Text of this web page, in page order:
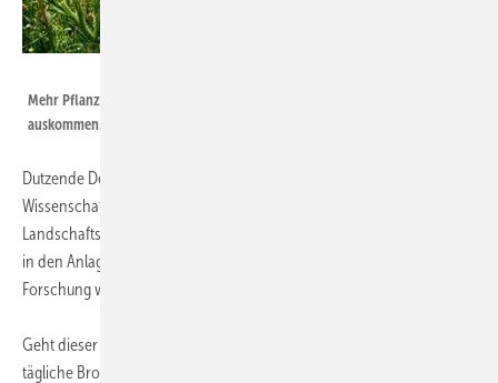
Mehr Pflanzenvielfalt | Die Bioenergie kann auch ohne Energiepflanzen
auskommen. Aber dafür braucht es noch weitere Anstrengungen.
Dutzende Demonstrations- und Pilotprojekte haben die
Wissenschaftler durchgeführt, um statt Energiepflanzen
Landschaftspflegematerial, Stroh, Pferdemist und andere Substanzen
in den Anlagen zu verwerten. Elementar für die Erfolge dieser
Forschung war die Beteiligung von insgesamt 60 Unternehmen.
Geht dieser Wirtschaftssektor kaputt, weil die Förderung für das
tägliche Brot nicht mehr ausreicht, mit wem soll die Forschung dann